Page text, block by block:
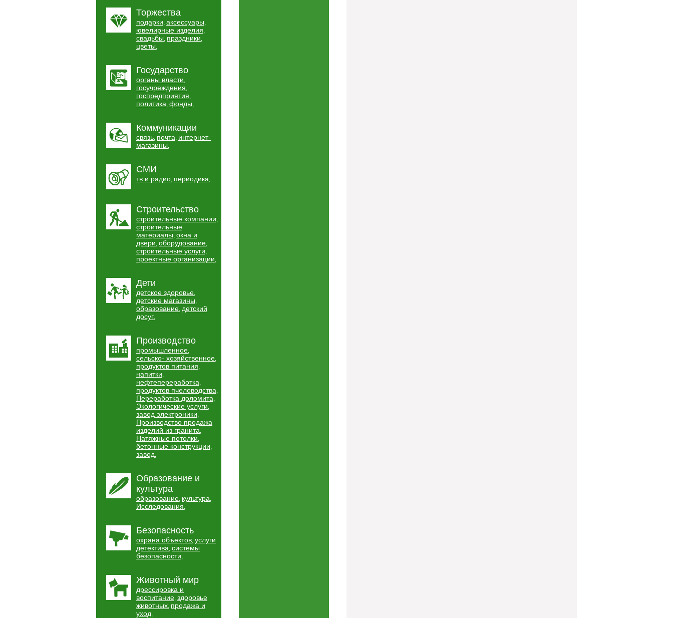
Торжества
подарки, аксессуары,
ювелирные изделия,
свадьбы, праздники,
цветы,
Государство
органы власти,
госучреждения,
госпредприятия,
политика, фонды,
Коммуникации
связь, почта, интернет-
магазины,
СМИ
тв и радио, периодика,
Строительство
строительные компании,
строительные
материалы, окна и
двери, оборудование,
строительные услуги,
проектные организации,
Дети
детское здоровье,
детские магазины,
образование, детский
досуг,
Производство
промышленное,
сельско- хозяйственное,
продуктов питания,
напитки,
нефтепереработка,
продуктов пчеловодства,
Переработка доломита,
Экологические услуги,
завод электроники,
Производство продажа
изделий из гранита,
Натяжные потолки,
бетонные конструкции,
завод,
Образование и
культура
образование, культура,
Исследования,
Безопасность
охрана объектов, услуги
детектива, системы
безопасности,
Животный мир
дрессировка и
воспитание, здоровье
животных, продажа и
уход,